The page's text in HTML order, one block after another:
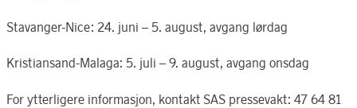
Stavanger-Nice: 24. juni – 5. august, avgang lørdag
Kristiansand-Malaga: 5. juli – 9. august, avgang onsdag
For ytterligere informasjon, kontakt SAS pressevakt: 47 64 81